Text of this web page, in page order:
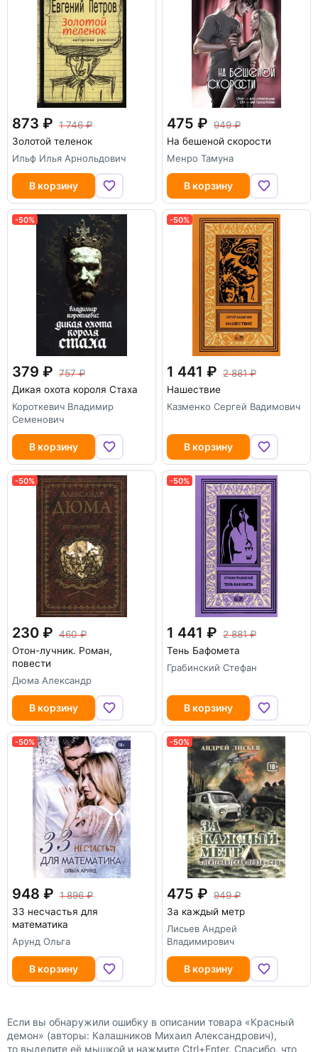
873
1 746
Золотой теленок
Ильф Илья Арнольдович
В корзину
475
949
На бешеной скорости
Менро Тамуна
В корзину
-50%
379
757
Дикая охота короля Стаха
Короткевич Владимир
Семенович
В корзину
-50%
1 441
2 881
Нашествие
Казменко Сергей Вадимович
В корзину
-50%
230
460
Отон-лучник. Роман,
повести
Дюма Александр
В корзину
-50%
1 441
2 881
Тень Бафомета
Грабинский Стефан
В корзину
-50%
948
1 896
33 несчастья для
математика
Арунд Ольга
В корзину
-50%
475
949
За каждый метр
Лисьев Андрей
Владимирович
В корзину
Если вы обнаружили ошибку в описании товара «Красный
демон» (авторы: Калашников Михаил Александрович),
то выделите её мышкой и нажмите Ctrl+Enter. Спасибо, что